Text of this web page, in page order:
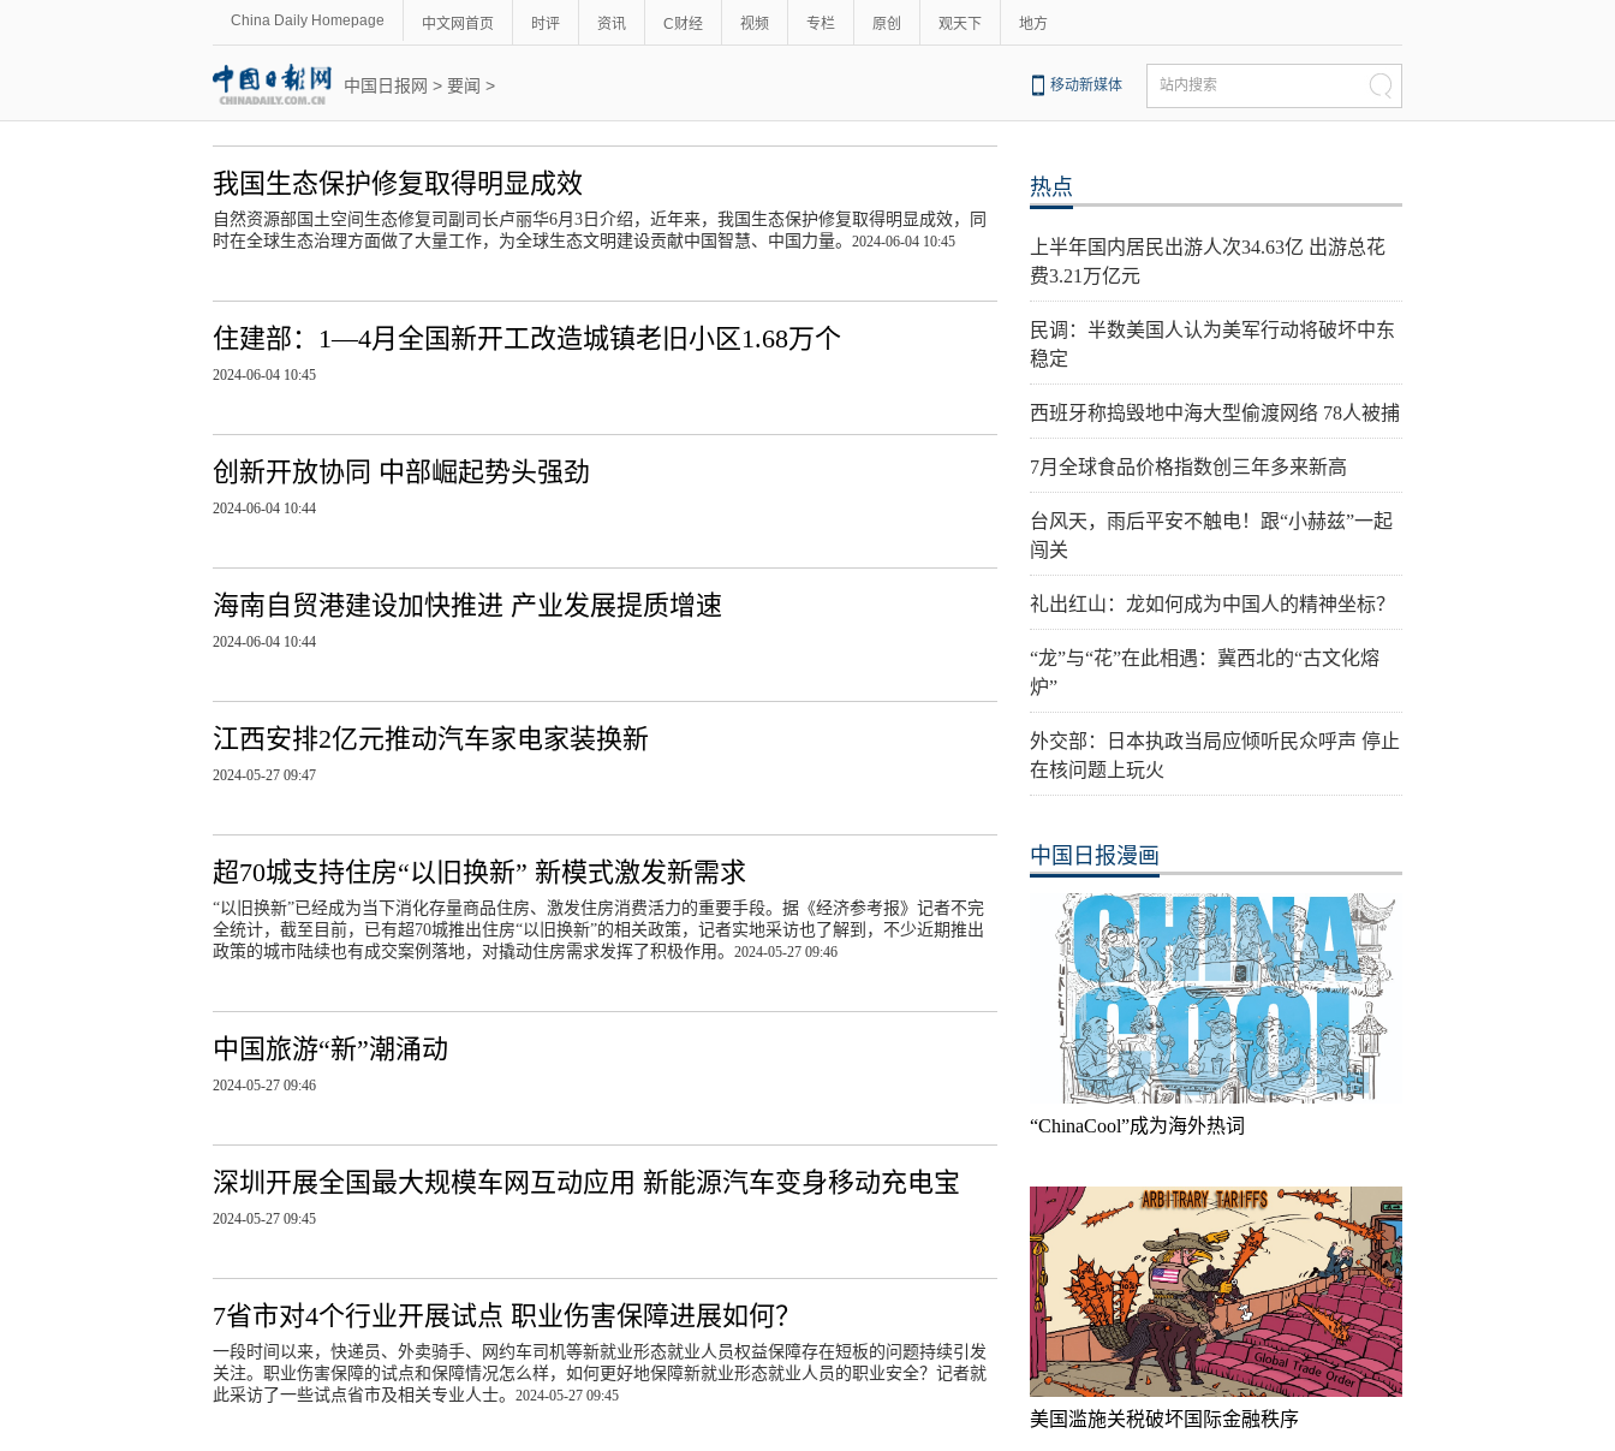
China Daily Homepage 中文网首页 时评 资讯 C财经 视频 专栏 原创 观天下 地方
中国日报网 > 要闻 > 移动新媒体 站内搜索
我国生态保护修复取得明显成效
自然资源部国土空间生态修复司副司长卢丽华6月3日介绍，近年来，我国生态保护修复取得明显成效，同
时在全球生态治理方面做了大量工作，为全球生态文明建设贡献中国智慧、中国力量。 2024-06-04 10:45
住建部：1—4月全国新开工改造城镇老旧小区1.68万个
2024-06-04 10:45
创新开放协同 中部崛起势头强劲
2024-06-04 10:44
海南自贸港建设加快推进 产业发展提质增速
2024-06-04 10:44
江西安排2亿元推动汽车家电家装换新
2024-05-27 09:47
超70城支持住房“以旧换新” 新模式激发新需求
“以旧换新”已经成为当下消化存量商品住房、激发住房消费活力的重要手段。据《经济参考报》记者不完
全统计，截至目前，已有超70城推出住房“以旧换新”的相关政策，记者实地采访也了解到，不少近期推出
政策的城市陆续也有成交案例落地，对撬动住房需求发挥了积极作用。 2024-05-27 09:46
中国旅游“新”潮涌动
2024-05-27 09:46
深圳开展全国最大规模车网互动应用 新能源汽车变身移动充电宝
2024-05-27 09:45
7省市对4个行业开展试点 职业伤害保障进展如何？
一段时间以来，快递员、外卖骑手、网约车司机等新就业形态就业人员权益保障存在短板的问题持续引发
关注。职业伤害保障的试点和保障情况怎么样，如何更好地保障新就业形态就业人员的职业安全？记者就
此采访了一些试点省市及相关专业人士。 2024-05-27 09:45
热点
上半年国内居民出游人次34.63亿 出游总花
费3.21万亿元
民调：半数美国人认为美军行动将破坏中东
稳定
西班牙称捣毁地中海大型偷渡网络 78人被捕
7月全球食品价格指数创三年多来新高
台风天，雨后平安不触电！跟“小赫兹”一起
闯关
礼出红山：龙如何成为中国人的精神坐标？
“龙”与“花”在此相遇：冀西北的“古文化熔
炉”
外交部：日本执政当局应倾听民众呼声 停止
在核问题上玩火
中国日报漫画
“ChinaCool”成为海外热词
美国滥施关税破坏国际金融秩序